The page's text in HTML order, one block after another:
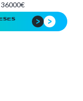
36000€